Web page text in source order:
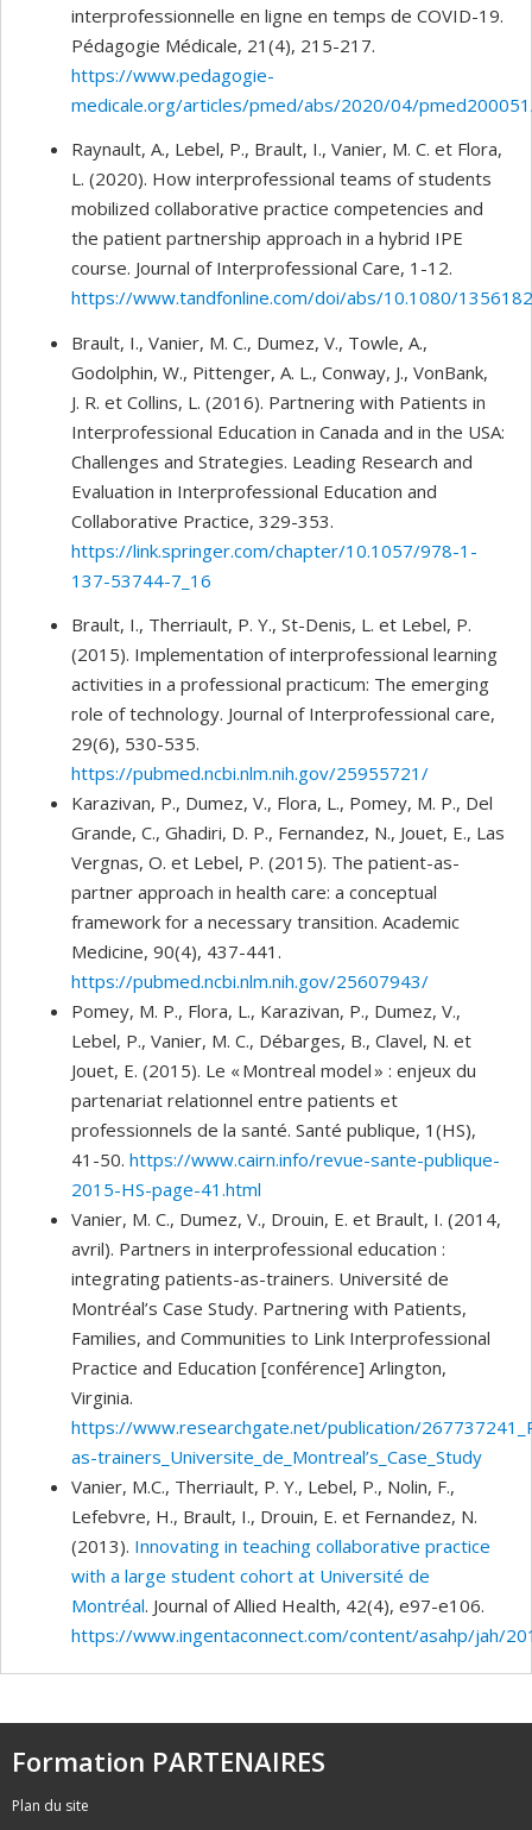
interprofessionnelle en ligne en temps de COVID-19.
Pédagogie Médicale, 21(4), 215-217.
https://www.pedagogie-
medicale.org/articles/pmed/abs/2020/04/
Raynault, A., Lebel, P., Brault, I., Vanier, M. C. et Flora,
L. (2020). How interprofessional teams of students
mobilized collaborative practice competencies and
the patient partnership approach in a hybrid IPE
course. Journal of Interprofessional Care, 1-12.
https://www.tandfonline.com/doi/abs/10.1080/
Brault, I., Vanier, M. C., Dumez, V., Towle, A.,
Godolphin, W., Pittenger, A. L., Conway, J., VonBank,
J. R. et Collins, L. (2016). Partnering with Patients in
Interprofessional Education in Canada and in the USA:
Challenges and Strategies. Leading Research and
Evaluation in Interprofessional Education and
Collaborative Practice, 329-353.
https://link.springer.com/chapter/10.1057/978-1-
137-53744-7_16
Brault, I., Therriault, P. Y., St-Denis, L. et Lebel, P.
(2015). Implementation of interprofessional learning
activities in a professional practicum: The emerging
role of technology. Journal of Interprofessional care,
29(6), 530-535.
https://pubmed.ncbi.nlm.nih.gov/25955721/
Karazivan, P., Dumez, V., Flora, L., Pomey, M. P., Del
Grande, C., Ghadiri, D. P., Fernandez, N., Jouet, E., Las
Vergnas, O. et Lebel, P. (2015). The patient-as-
partner approach in health care: a conceptual
framework for a necessary transition. Academic
Medicine, 90(4), 437-441.
https://pubmed.ncbi.nlm.nih.gov/25607943/
Pomey, M. P., Flora, L., Karazivan, P., Dumez, V.,
Lebel, P., Vanier, M. C., Débarges, B., Clavel, N. et
Jouet, E. (2015). Le « Montreal model » : enjeux du
partenariat relationnel entre patients et
professionnels de la santé. Santé publique, 1(HS),
41-50. https://www.cairn.info/revue-sante-publique-
2015-HS-page-41.html
Vanier, M. C., Dumez, V., Drouin, E. et Brault, I. (2014,
avril). Partners in interprofessional education :
integrating patients-as-trainers. Université de
Montréal’s Case Study. Partnering with Patients,
Families, and Communities to Link Interprofessional
Practice and Education [conférence] Arlington,
Virginia.
https://www.researchgate.net/publication/
as-trainers_Universite_de_Montreal’s_Case_Study
Vanier, M.C., Therriault, P. Y., Lebel, P., Nolin, F.,
Lefebvre, H., Brault, I., Drouin, E. et Fernandez, N.
(2013). Innovating in teaching collaborative practice
with a large student cohort at Université de
Montréal. Journal of Allied Health, 42(4), e97-e106.
https://www.ingentaconnect.com/content/asahp/jah/
Formation PARTENAIRES
Plan du site